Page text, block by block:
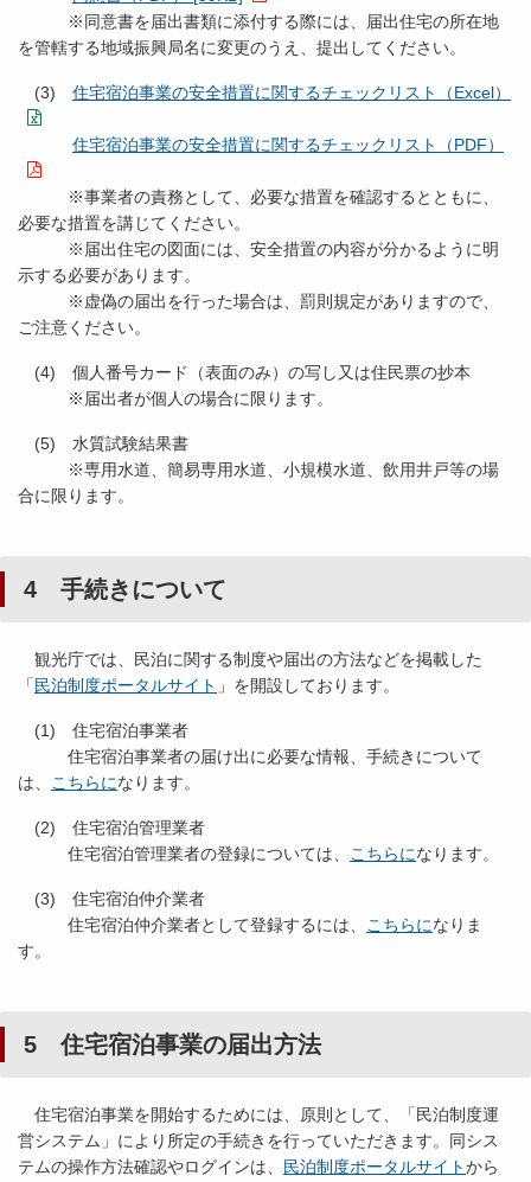
※同意書を届出書類に添付する際には、届出住宅の所在地
を管轄する地域振興局名に変更のうえ、提出してください。
(3) 住宅宿泊事業の安全措置に関するチェックリスト（Excel）
住宅宿泊事業の安全措置に関するチェックリスト（PDF）
※事業者の責務として、必要な措置を確認するとともに、
必要な措置を講じてください。
※届出住宅の図面には、安全措置の内容が分かるように明
示する必要があります。
※虚偽の届出を行った場合は、罰則規定がありますので、
ご注意ください。
(4) 個人番号カード（表面のみ）の写し又は住民票の抄本
※届出者が個人の場合に限ります。
(5) 水質試験結果書
※専用水道、簡易専用水道、小規模水道、飲用井戸等の場
合に限ります。
4 手続きについて
観光庁では、民泊に関する制度や届出の方法などを掲載した
「 民泊制度ポータルサイト 」を開設しております。
(1) 住宅宿泊事業者
住宅宿泊事業者の届け出に必要な情報、手続きについて
は、
こちらになります。
(2) 住宅宿泊管理業者
住宅宿泊管理業者の登録については、
こちらになります。
(3) 住宅宿泊仲介業者
住宅宿泊仲介業者として登録するには、
こちらになりま
す。
5 住宅宿泊事業の届出方法
住宅宿泊事業を開始するためには、原則として、「民泊制度運
営システム」により所定の手続きを行っていただきます。同シス
テムの操作方法確認やログインは、
民泊制度ポータルサイトから